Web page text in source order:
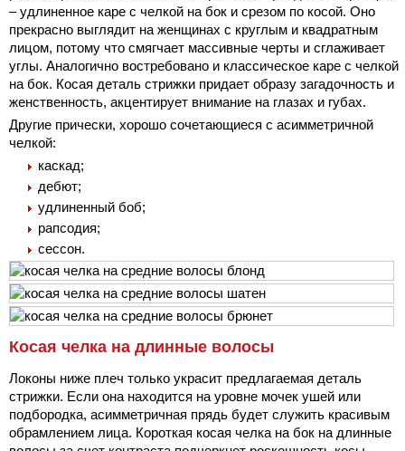
– удлиненное каре с челкой на бок и срезом по косой. Оно
прекрасно выглядит на женщинах с круглым и квадратным
лицом, потому что смягчает массивные черты и сглаживает
углы. Аналогично востребовано и классическое каре с челкой
на бок. Косая деталь стрижки придает образу загадочность и
женственность, акцентирует внимание на глазах и губах.
Другие прически, хорошо сочетающиеся с асимметричной
челкой:
каскад;
дебют;
удлиненный боб;
рапсодия;
сессон.
Косая челка на длинные волосы
Локоны ниже плеч только украсит предлагаемая деталь
стрижки. Если она находится на уровне мочек ушей или
подбородка, асимметричная прядь будет служить красивым
обрамлением лица. Короткая косая челка на бок на длинные